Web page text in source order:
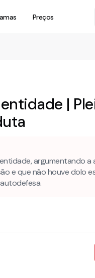
Preços
|
argumentando a
e que não houve dolo